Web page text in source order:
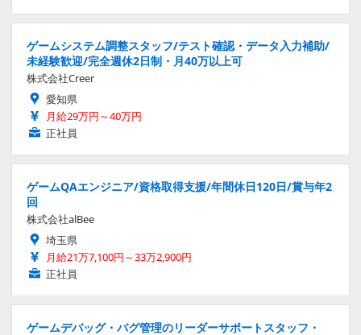
ゲームシステム調整スタッフ/テスト確認・データ入力補助/
未経験歓迎/完全週休2日制・月40万以上可
株式会社Creer
愛知県
月給29万円～40万円
正社員
ゲームQAエンジニア/資格取得支援/年間休日120日/賞与年2
回
株式会社alBee
埼玉県
月給21万7,100円～33万2,900円
正社員
ゲームデバッグ・バグ管理のリーダーサポートスタッフ・